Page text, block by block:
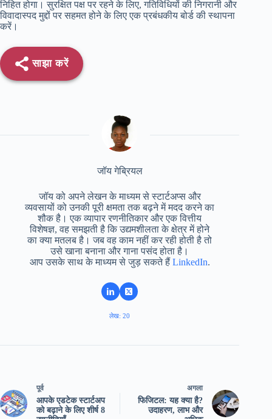
निहित होगा। सुरक्षित पक्ष पर रहने के लिए, गतिविधियों की निगरानी और
विवादास्पद मुद्दों पर सहमत होने के लिए एक प्रबंधकीय बोर्ड की स्थापना
करें।
साझा करें
जॉय गेब्रियल
जॉय को अपने लेखन के माध्यम से स्टार्टअप्स और
व्यवसायों को उनकी पूरी क्षमता तक बढ़ने में मदद करने का
शौक है। एक व्यापार रणनीतिकार और एक वित्तीय
विशेषज्ञ, वह समझती है कि उद्यमशीलता के क्षेत्र में होने
का क्या मतलब है। जब वह काम नहीं कर रही होती है तो
उसे खाना बनाना और गाना पसंद होता है।
आप उसके साथ के माध्यम से जुड़ सकते हैं LinkedIn.
लेख: 20
पूर्व
आपके एडटेक स्टार्टअप
को बढ़ाने के लिए शीर्ष 8
अगला
फिजिटल: यह क्या है?
उदाहरण, लाभ और